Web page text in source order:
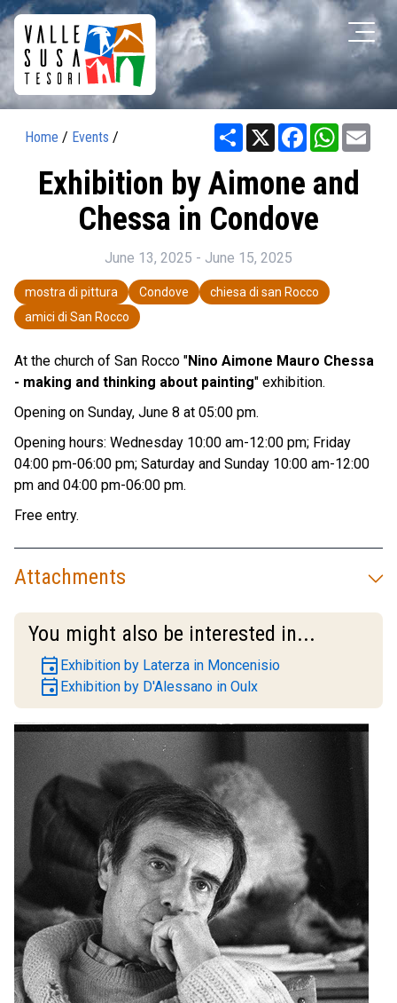
Home / Events / Share X Facebook
Exhibition by Aimone and
Chessa in Condove
June 13, 2025 - June 15, 2025
mostra di pittura Condove
chiesa di san Rocco
amici di San Rocco
At the church of San Rocco "Nino Aimone Mauro Chessa
- making and thinking about painting" exhibition.
Opening on Sunday, June 8 at 05:00 pm.
Opening hours: Wednesday 10:00 am-12:00 pm; Friday
04:00 pm-06:00 pm; Saturday and Sunday 10:00 am-12:00
pm and 04:00 pm-06:00 pm.
Free entry.
Attachments
You might also be interested in...
event Exhibition by Laterza in Moncenisio
event Exhibition by D'Alessano in Oulx